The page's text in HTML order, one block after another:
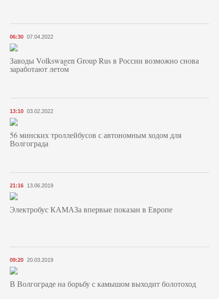
06:30 07.04.2022
Заводы Volkswagen Group Rus в России возможно снова
заработают летом
13:10 03.02.2022
56 минских троллейбусов с автономным ходом для
Волгограда
21:16 13.06.2019
Электробус КАМАЗа впервые показан в Европе
09:20 20.03.2019
В Волгограде на борьбу с камышом выходит болотоход